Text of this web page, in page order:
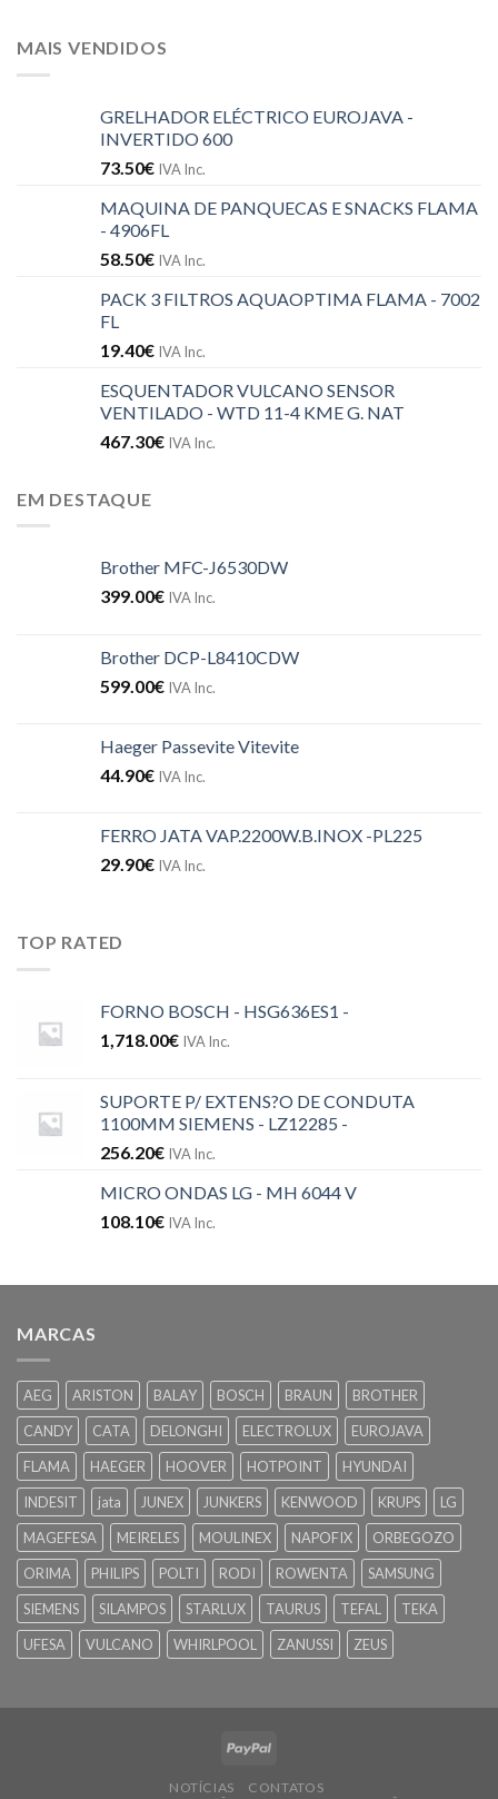
MAIS VENDIDOS
GRELHADOR ELÉCTRICO EUROJAVA -
INVERTIDO 600
73.50€ IVA Inc.
MAQUINA DE PANQUECAS E SNACKS FLAMA
- 4906FL
58.50€ IVA Inc.
PACK 3 FILTROS AQUAOPTIMA FLAMA - 7002
FL
19.40€ IVA Inc.
ESQUENTADOR VULCANO SENSOR
VENTILADO - WTD 11-4 KME G. NAT
467.30€ IVA Inc.
EM DESTAQUE
Brother MFC-J6530DW
399.00€ IVA Inc.
Brother DCP-L8410CDW
599.00€ IVA Inc.
Haeger Passevite Vitevite
44.90€ IVA Inc.
FERRO JATA VAP.2200W.B.INOX -PL225
29.90€ IVA Inc.
TOP RATED
FORNO BOSCH - HSG636ES1 -
1,718.00€ IVA Inc.
SUPORTE P/ EXTENS?O DE CONDUTA
1100MM SIEMENS - LZ12285 -
256.20€ IVA Inc.
MICRO ONDAS LG - MH 6044 V
108.10€ IVA Inc.
MARCAS
AEG ARISTON BALAY BOSCH BRAUN
BROTHER
CANDY
CATA DELONGHI ELECTROLUX
EUROJAVA
FLAMA
HAEGER HOOVER HOTPOINT
HYUNDAI
INDESIT
jata JUNEX JUNKERS KENWOOD KRUPS
LG
MAGEFESA
MEIRELES MOULINEX NAPOFIX
ORBEGOZO
ORIMA
PHILIPS POLTI RODI ROWENTA
SAMSUNG
SIEMENS
SILAMPOS STARLUX TAURUS TEFAL
TEKA
UFESA
VULCANO WHIRLPOOL ZANUSSI ZEUS
NOTÍCIAS
CONTATOS